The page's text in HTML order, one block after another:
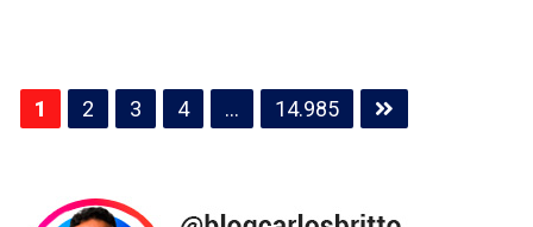
Paginação
de
1 2 3 4 … 14.985